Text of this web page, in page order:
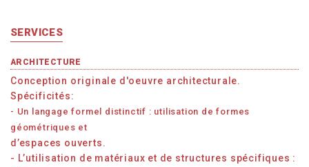
SERVICES
ARCHITECTURE
Conception originale d'oeuvre architecturale.
Spécificités:
- Un langage formel distinctif : utilisation de formes
géométriques et
d’espaces ouverts.
- L’utilisation de matériaux et de structures spécifiques :